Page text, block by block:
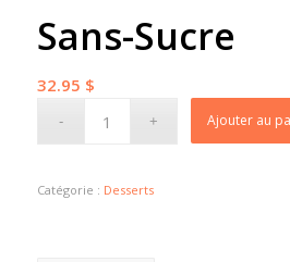
Sans-Sucre
32.95 $
Ajouter au
Catégorie : Desserts